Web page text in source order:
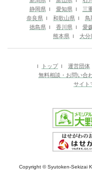
静岡県
愛知県 三
奈良県
和歌山県 鳥
徳島県
香川県 愛
熊本県
大分
トップ 運営団体
無料相談・お問い合
サイト
Copyright © Syutoken-Sekizai